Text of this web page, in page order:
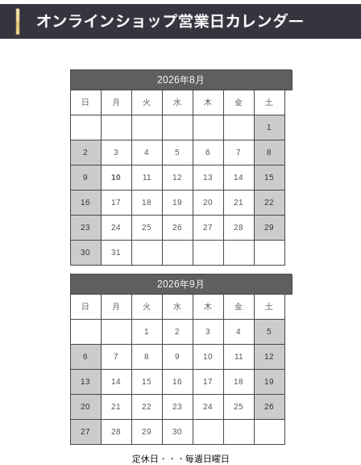
2026年8月
日 月 火 水 木 金 土
1
2 3 4 5 6 7 8
9 10 11 12 13 14 15
16 17 18 19 20 21 22
23 24 25 26 27 28 29
30 31
2026年9月
日 月 火 水 木 金 土
1 2 3 4 5
6 7 8 9 10 11 12
13 14 15 16 17 18 19
20 21 22 23 24 25 26
27 28 29 30
定休日・・・毎週日曜日